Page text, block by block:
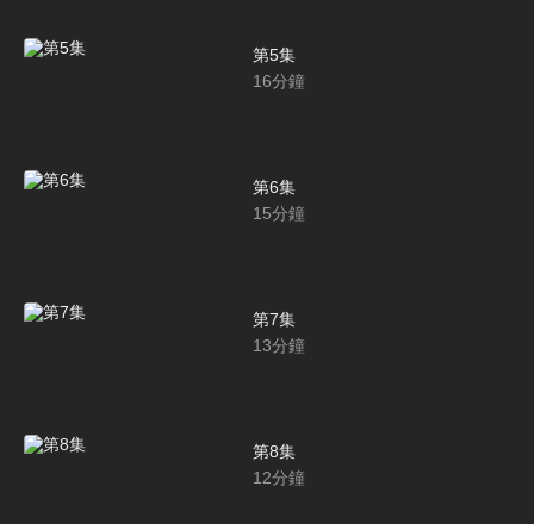
第5集
16分鐘
第6集
15分鐘
第7集
13分鐘
第8集
12分鐘